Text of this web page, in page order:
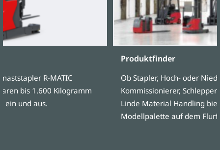
R-MATIC
bis 1.600 Kilogramm
ein und aus.
Produktfinder
Ob Stapler, Hoch- oder
Kommissionierer,
Linde Material Handling
Modellpalette auf dem